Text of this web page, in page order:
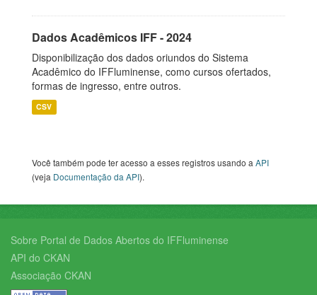
Dados Acadêmicos IFF - 2024
Disponibilização dos dados oriundos do Sistema
Acadêmico do IFFluminense, como cursos ofertados,
formas de ingresso, entre outros.
CSV
Você também pode ter acesso a esses registros usando aAPI
(veja Documentação da API).
Sobre Portal de Dados Abertos do IFFluminense
API do CKAN
Associação CKAN